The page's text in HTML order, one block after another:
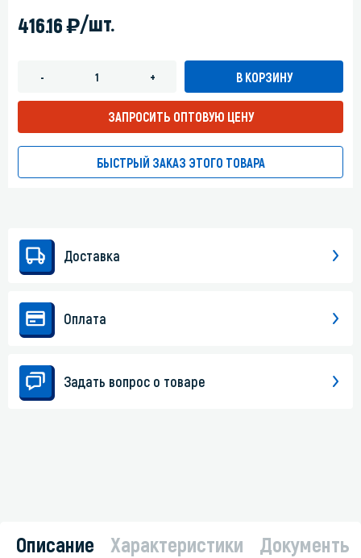
416.16)/шт.
- + В КОРЗИНУ
ЗАПРОСИТЬ ОПТОВУЮ ЦЕНУ
БЫСТРЫЙ ЗАКАЗ ЭТОГО ТОВАРА
Доставка
Оплата
Задать вопрос о товаре
Описание Характеристики Документы